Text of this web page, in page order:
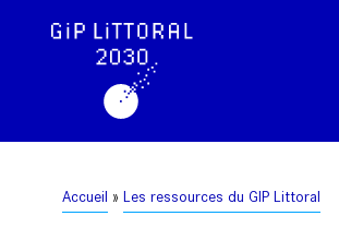
Fil
Accueil Les ressources du GIP Littoral
Panneau de gestion des cookies